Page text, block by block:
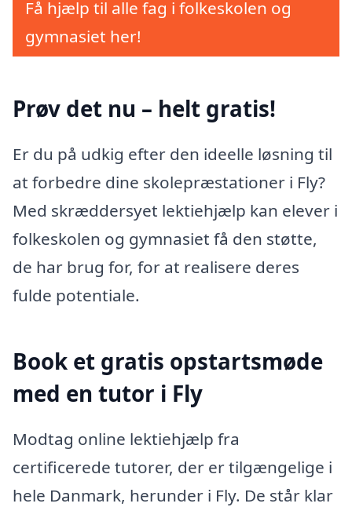
Få hjælp til alle fag i folkeskolen og
gymnasiet her!
Prøv det nu – helt gratis!
Er du på udkig efter den ideelle løsning til
at forbedre dine skolepræstationer i Fly?
Med skræddersyet lektiehjælp kan elever i
folkeskolen og gymnasiet få den støtte,
de har brug for, for at realisere deres
fulde potentiale.
Book et gratis opstartsmøde
med en tutor i Fly
Modtag online lektiehjælp fra
certificerede tutorer, der er tilgængelige i
hele Danmark, herunder i Fly. De står klar